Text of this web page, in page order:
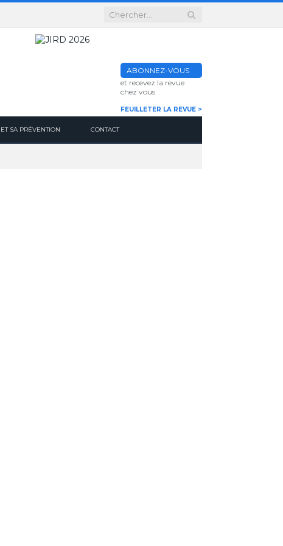
ABONNEZ-VOUS
et recevez la revue
chez vous
FEUILLETER LA REVUE >
SA PRÉVENTION CONTACT